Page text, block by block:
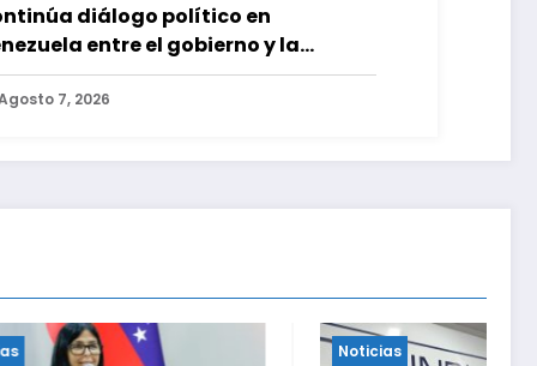
diálogo político en
entre el gobierno y la
7, 2026
Noticias Noticias